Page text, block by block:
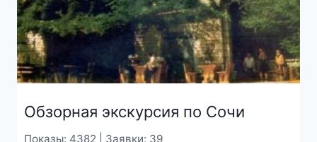
Обзорная экскурсия по Сочи
Показы: 4382 | Заявки: 39